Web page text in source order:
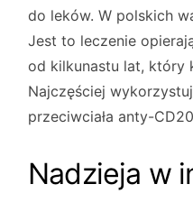
do leków. W polskich
Jest to leczenie
od kilkunastu lat, który
Najczęściej
przeciwciała anty-
Nadzieja w